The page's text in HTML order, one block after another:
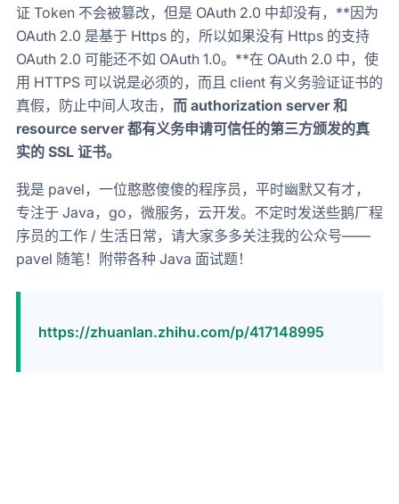
证 Token 不会被篡改，但是 OAuth 2.0 中却没有，**因为
OAuth 2.0 是基于 Https 的，所以如果没有 Https 的支持
OAuth 2.0 可能还不如 OAuth 1.0。**在 OAuth 2.0 中，使
用 HTTPS 可以说是必须的，而且 client 有义务验证证书的
真假，防止中间人攻击， 而 authorization server 和
resource server 都有义务申请可信任的第三方颁发的真
实的 SSL 证书。
我是 pavel，一位憨憨傻傻的程序员，平时幽默又有才，
专注于 Java，go，微服务，云开发。不定时发送些鹅厂程
序员的工作 / 生活日常，请大家多多关注我的公众号——
pavel 随笔！附带各种 Java 面试题！
https://zhuanlan.zhihu.com/p/417148995